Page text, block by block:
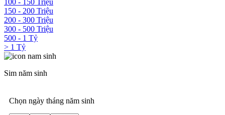
100 - 150 Triệu
150 - 200 Triệu
200 - 300 Triệu
300 - 500 Triệu
500 - 1 Tỷ
> 1 Tỷ
Sim năm sinh
Chọn ngày tháng năm sinh